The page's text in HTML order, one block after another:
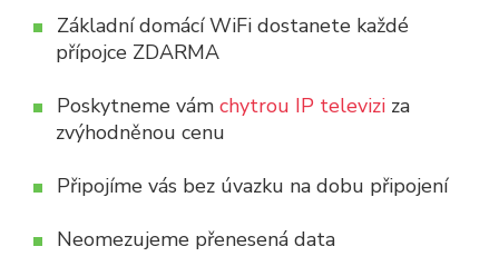
Základní domácí WiFi dostanete každé
přípojce ZDARMA
Poskytneme vám chytrou IP televizi za
zvýhodněnou cenu
Připojíme vás bez úvazku na dobu připojení
Neomezujeme přenesená data